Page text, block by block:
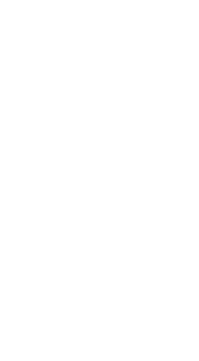
terasou, internetem (zdarma),
(zdarma), minibarem (za poplatek),
s vanou a se sprchou (velikost:
(zdarma), minibarem (za poplatek),
s vanou a se sprchou (velikost: